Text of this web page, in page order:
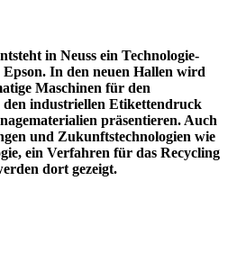
in Neuss ein Technologie-
In den neuen Hallen wird
Maschinen für den
industriellen Etikettendruck
präsentieren. Auch
und Zukunftstechnologien wie
ein Verfahren für das Recycling
dort gezeigt.